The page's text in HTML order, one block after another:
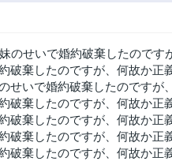
のせいで婚約破棄したので
破棄したのですが、何故か
せいで婚約破棄したのです
破棄したのですが、何故か
破棄したのですが、何故か
破棄したのですが、何故か
破棄したのですが、何故か